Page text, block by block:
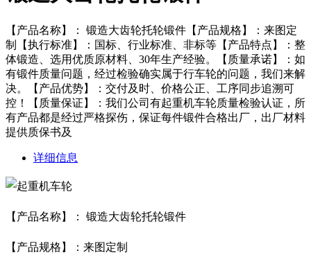
【产品名称】： 锻造大齿轮托轮锻件【产品规格】：来图定
制【执行标准】：国标、行业标准、非标等【产品特点】：整
体锻造、选用优质原材料、30年生产经验。【质量承诺】：如
有锻件质量问题，经过检验确实属于行车轮的问题，我们来解
决。【产品优势】：交付及时、价格公正、工序同步追溯可
控！【质量保证】：我们公司有起重机车轮质量检验认证，所
有产品都是经过严格探伤，保证每件锻件合格出厂，出厂材料
提供质保书及
详细信息
【产品名称】： 锻造大齿轮托轮锻件
【产品规格】：来图定制